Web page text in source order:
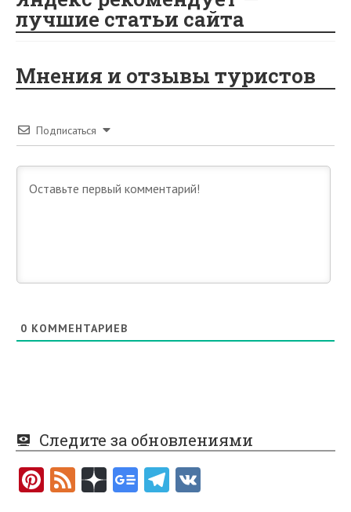
лучшие статьи сайта
Мнения и отзывы туристов
Подписаться
0 КОММЕНТАРИЕВ
Следите за обновлениями
Pi F